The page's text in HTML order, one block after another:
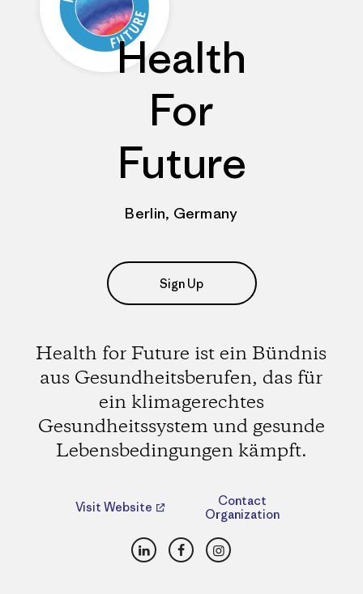
Health
For
Future
Berlin, Germany
Sign Up
Health for Future ist ein Bündnis
aus Gesundheitsberufen, das für
ein klimagerechtes
Gesundheitssystem und gesunde
Lebensbedingungen kämpft.
Visit Website
Contact
Organization
LinkedInFacebookInstagram